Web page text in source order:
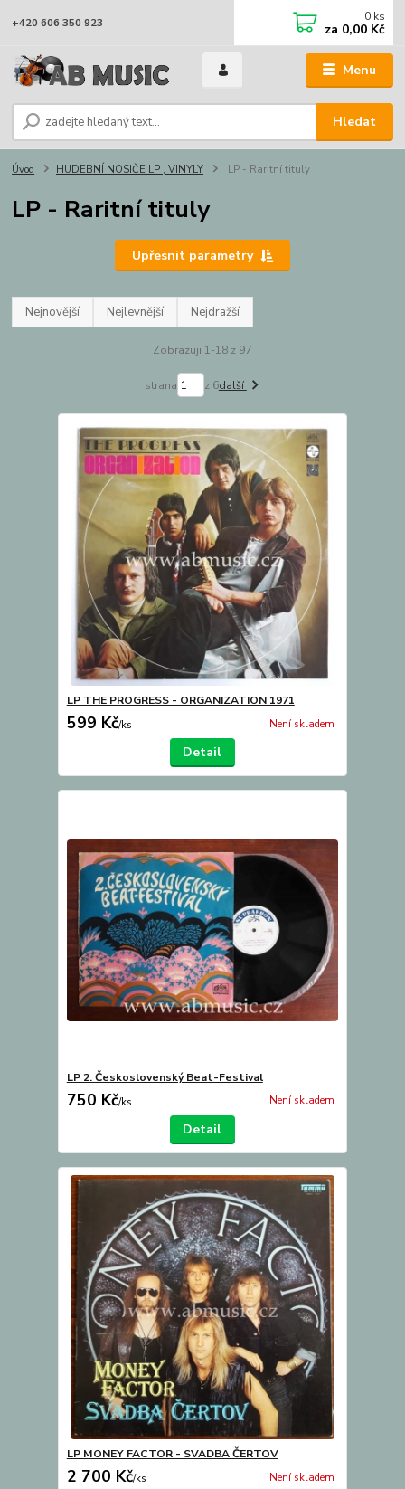
Menu
Hledat
+420 606 350 923 0 ks
za 0,00 Kč
Úvod HUDEBNÍ NOSIČE LP , VINYLY LP - Raritní tituly
LP - Raritní tituly
Upřesnit parametry
Nejnovější Nejlevnější Nejdražší
Zobrazuji 1-18 z 97
strana z 6další
LP THE PROGRESS - ORGANIZATION 1971
599 Kč/ks Není skladem
Detail
LP 2. Československý Beat-Festival
750 Kč/ks Není skladem
Detail
LP MONEY FACTOR - SVADBA ČERTOV
2 700 Kč/ks Není skladem